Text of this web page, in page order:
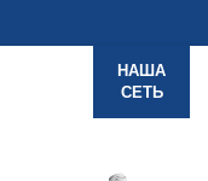
НАША
СЕТЬ